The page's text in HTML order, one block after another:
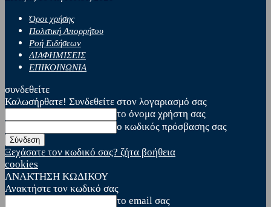
Όροι χρήσης
Πολιτική Απορρήτου
Ροή Ειδήσεων
ΔΙΑΦΗΜΙΣΕΙΣ
ΕΠΙΚΟΙΝΩΝΙΑ
συνδεθείτε
Καλωσήρθατε! Συνδεθείτε στον λογαριασμό σας
το όνομα χρήστη σας
ο κωδικός πρόσβασης σας
Ξεχάσατε τον κωδικό σας? ζήτα βοήθεια
cookies
ΑΝΑΚΤΗΣΗ ΚΩΔΙΚΟΥ
Ανακτήστε τον κωδικό σας
το email σας